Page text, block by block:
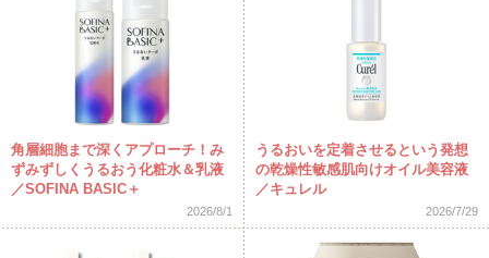
角層細胞まで深くアプローチ！み
ずみずしくうるおう化粧水＆乳液
／SOFINA BASIC＋
2026/8/1
うるおいを定着させるという発想
の乾燥性敏感肌向けオイル美容液
／キュレル
2026/7/29